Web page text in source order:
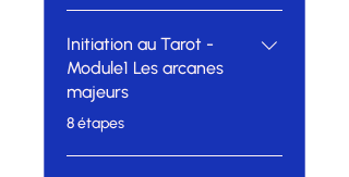
Initiation au Tarot -
Module1 Les arcanes
majeurs
.8 étapes